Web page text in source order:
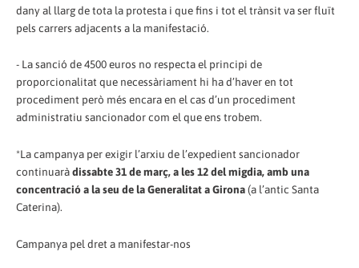
dany al llarg de tota la protesta i que fins i tot el trànsit va ser fluït
pels carrers adjacents a la manifestació.
- La sanció de 4500 euros no respecta el principi de
proporcionalitat que necessàriament hi ha d’haver en tot
procediment però més encara en el cas d’un procediment
administratiu sancionador com el que ens trobem.
*La campanya per exigir l’arxiu de l’expedient sancionador
continuaràdissabte 31 de març, a les 12 del migdia, amb una
concentració a la seu de la Generalitat a Girona(a l’antic Santa
Caterina).
Campanya pel dret a manifestar-nos